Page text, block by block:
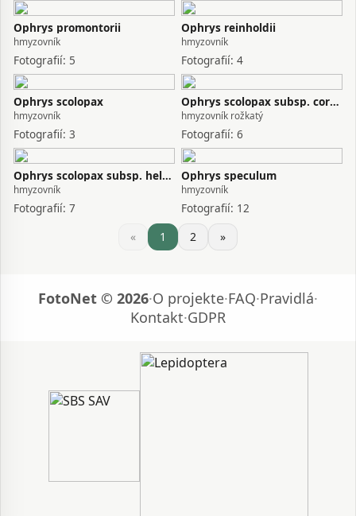
Ophrys promontorii
hmyzovník
Fotografií: 5
Ophrys reinholdii
hmyzovník
Fotografií: 4
Ophrys scolopax
hmyzovník
Fotografií: 3
Ophrys scolopax subsp. cornuta
hmyzovník rožkatý
Fotografií: 6
Ophrys scolopax subsp. heldreichii
hmyzovník
Fotografií: 7
Ophrys speculum
hmyzovník
Fotografií: 12
«
1 2 »
FotoNet © 2026·O projekte·FAQ·Pravidlá·
Kontakt·GDPR